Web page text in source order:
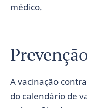
médico.
A vacinação
do calendário de